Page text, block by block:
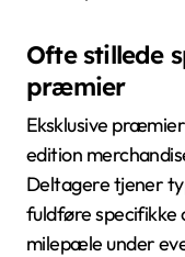
Ofte stillede
præmier
Eksklusive
edition
Deltagere tjener
fuldføre specifikke
milepæle under